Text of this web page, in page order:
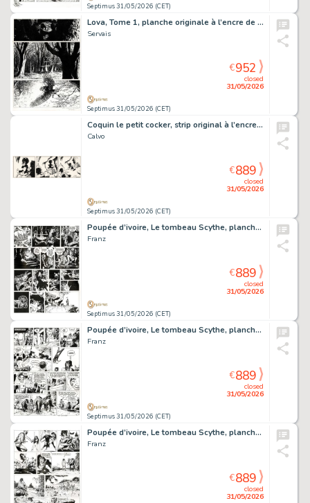
Septimus 31/05/2026 (CET)
Lova, Tome 1, planche originale à l’encre de chine pour cet album paru en 1992 chez Dupuis.
Servais
Septimus 31/05/2026 (CET)
closed
31/05/2026
€952
Coquin le petit cocker, strip original à l’encre de chine.
Calvo
Septimus 31/05/2026 (CET)
closed
31/05/2026
€889
Poupée d’ivoire, Le tombeau Scythe, planche originale à l’encre de chine.
Franz
Septimus 31/05/2026 (CET)
closed
31/05/2026
€889
Poupée d’ivoire, Le tombeau Scythe, planche originale à l’encre de chine.
Franz
Septimus 31/05/2026 (CET)
closed
31/05/2026
€889
Poupée d’ivoire, Le tombeau Scythe, planche originale à l’encre de chine.
Franz
closed
31/05/2026
€889